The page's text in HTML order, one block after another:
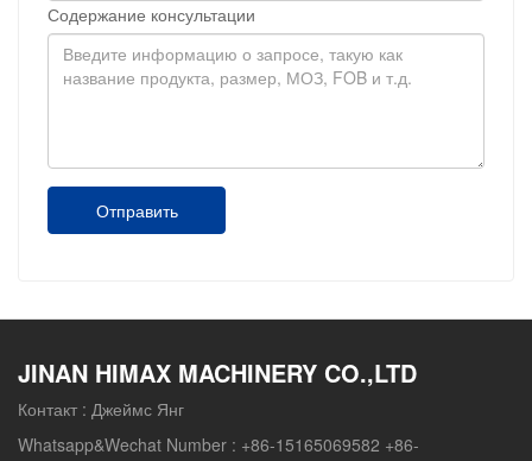
Содержание консультации
Отправить
JINAN HIMAX MACHINERY CO.,LTD
Контакт : Джеймс Янг
Whatsapp&Wechat Number : +86-15165069582 +86-